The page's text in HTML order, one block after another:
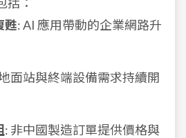
甦: AI 應用帶動的企業網路升
面站與終端設備需求持續開
: 非中國製造訂單提供價格與